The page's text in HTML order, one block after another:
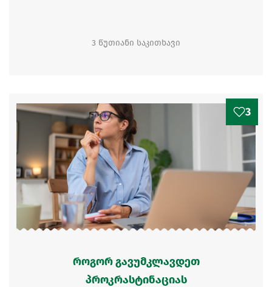
3 წუთიანი საკითხავი
3
როგორ გავუმკლავდეთ
პროკრასტინაციას